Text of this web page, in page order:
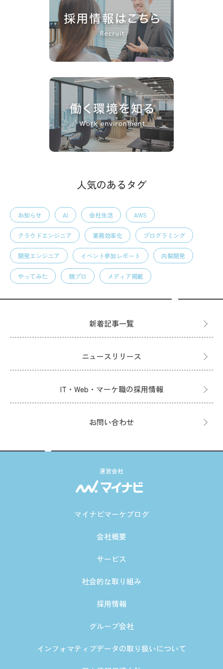
人気のあるタグ
お知らせ AI 会社生活 AWS
クラウドエンジニア 業務効率化 プログラミング
開発エンジニア イベント参加レポート 内製開発
やってみた 競プロ メディア掲載
新着記事一覧
ニュースリリース
IT・Web・マーケ職の採用情報
お問い合わせ
運営会社
マイナビマーケブログ
会社概要
サービス
社会的な取り組み
採用情報
グループ会社
インフォマティブデータの取り扱いについて